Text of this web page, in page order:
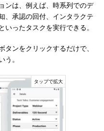
ンは、例えば、時系列でのデ
、承認の回付、インタラクテ
いったタスクを実行できる。
ンをクリックするだけで、
う。